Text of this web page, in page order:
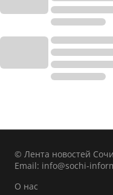
© Лента новостей Сочи
Email: info@sochi-
О нас